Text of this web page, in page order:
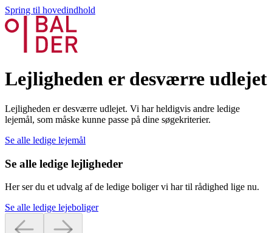
Spring til hovedindhold
Lejligheden er desværre udlejet
Lejligheden er desværre udlejet. Vi har heldigvis andre ledige
lejemål, som måske kunne passe på dine søgekriterier.
Se alle ledige lejemål
Se alle ledige lejligheder
Her ser du et udvalg af de ledige boliger vi har til rådighed lige nu.
Se alle ledige lejeboliger